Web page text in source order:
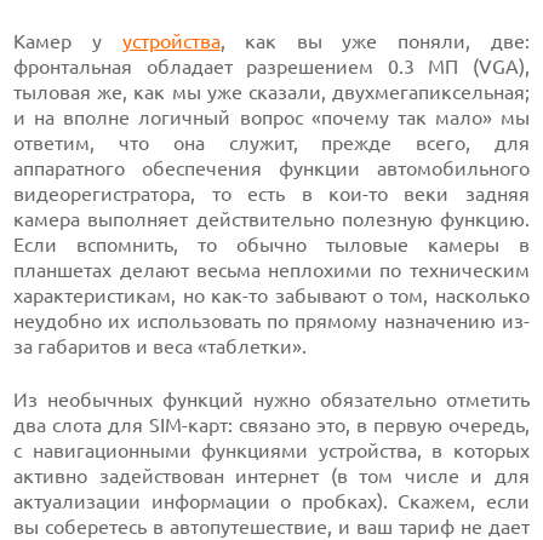
Камер у устройства, как вы уже поняли, две:
фронтальная обладает разрешением 0.3 МП (VGA),
тыловая же, как мы уже сказали, двухмегапиксельная;
и на вполне логичный вопрос «почему так мало» мы
ответим, что она служит, прежде всего, для
аппаратного обеспечения функции автомобильного
видеорегистратора, то есть в кои-то веки задняя
камера выполняет действительно полезную функцию.
Если вспомнить, то обычно тыловые камеры в
планшетах делают весьма неплохими по техническим
характеристикам, но как-то забывают о том, насколько
неудобно их использовать по прямому назначению из-
за габаритов и веса «таблетки».
Из необычных функций нужно обязательно отметить
два слота для SIM-карт: связано это, в первую очередь,
с навигационными функциями устройства, в которых
активно задействован интернет (в том числе и для
актуализации информации о пробках). Скажем, если
вы соберетесь в автопутешествие, и ваш тариф не дает